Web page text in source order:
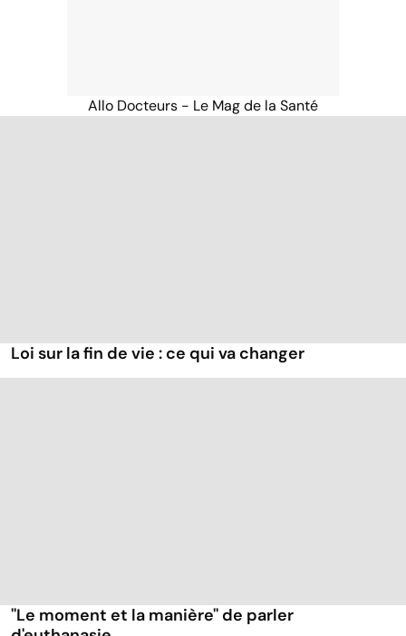
Allo Docteurs - Le Mag de la Santé
Loi sur la fin de vie : ce qui va changer
''Le moment et la manière'' de parler